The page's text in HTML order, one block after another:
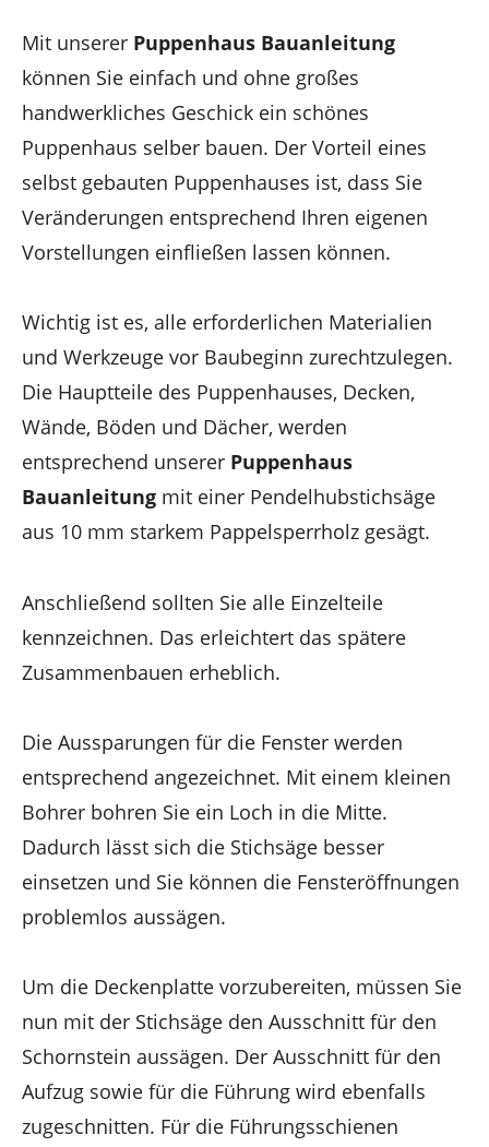
Mit unserer Puppenhaus Bauanleitung
können Sie einfach und ohne großes
handwerkliches Geschick ein schönes
Puppenhaus selber bauen. Der Vorteil eines
selbst gebauten Puppenhauses ist, dass Sie
Veränderungen entsprechend Ihren eigenen
Vorstellungen einfließen lassen können.
Wichtig ist es, alle erforderlichen Materialien
und Werkzeuge vor Baubeginn zurechtzulegen.
Die Hauptteile des Puppenhauses, Decken,
Wände, Böden und Dächer, werden
entsprechend unserer Puppenhaus
Bauanleitung mit einer Pendelhubstichsäge
aus 10 mm starkem Pappelsperrholz gesägt.
Anschließend sollten Sie alle Einzelteile
kennzeichnen. Das erleichtert das spätere
Zusammenbauen erheblich.
Die Aussparungen für die Fenster werden
entsprechend angezeichnet. Mit einem kleinen
Bohrer bohren Sie ein Loch in die Mitte.
Dadurch lässt sich die Stichsäge besser
einsetzen und Sie können die Fensteröffnungen
problemlos aussägen.
Um die Deckenplatte vorzubereiten, müssen Sie
nun mit der Stichsäge den Ausschnitt für den
Schornstein aussägen. Der Ausschnitt für den
Aufzug sowie für die Führung wird ebenfalls
zugeschnitten. Für die Führungsschienen